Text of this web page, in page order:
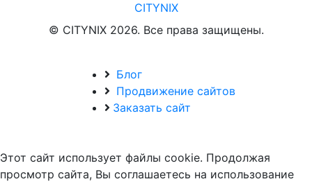
CITYNIX
© CITYNIX 2026. Все права защищены.
Блог
Продвижение сайтов
Заказать сайт
Этот сайт использует файлы cookie. Продолжая
просмотр сайта, Вы соглашаетесь на использование